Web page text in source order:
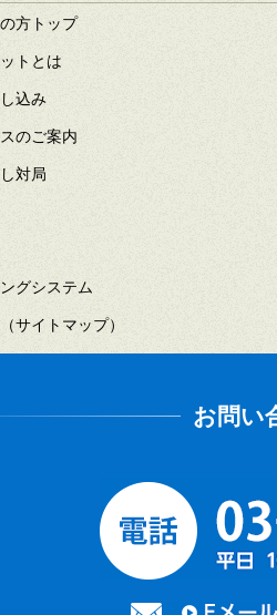
方トップ
トとは
込み
のご案内
対局
グシステム
サイトマップ）